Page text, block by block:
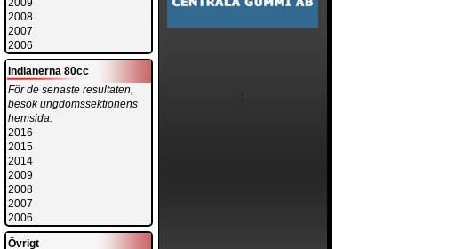
;
2009
2008
2007
2006
Indianerna 80cc
För de senaste resultaten,
besök ungdomssektionens
hemsida.
2016
2015
2014
2009
2008
2007
2006
Övrigt